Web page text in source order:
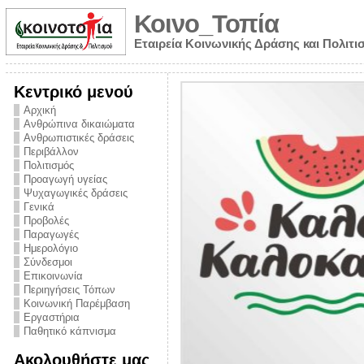
Κοινο_Τοπία
Εταιρεία Κοινωνικής Δράσης και
Κεντρικό μενού
Αρχική
Ανθρώπινα δικαιώματα
Ανθρωπιστικές δράσεις
Περιβάλλον
Πολιτισμός
Προαγωγή υγείας
Ψυχαγωγικές δράσεις
Γενικά
Προβολές
Παραγωγές
Ημερολόγιο
Σύνδεσμοι
Επικοινωνία
Περιηγήσεις Τόπων
Κοινωνική Παρέμβαση
Εργαστήρια
Παθητικό κάπνισμα
Ακολουθήστε μας
από την
την ημέρα
και
στο
Πρόληψης